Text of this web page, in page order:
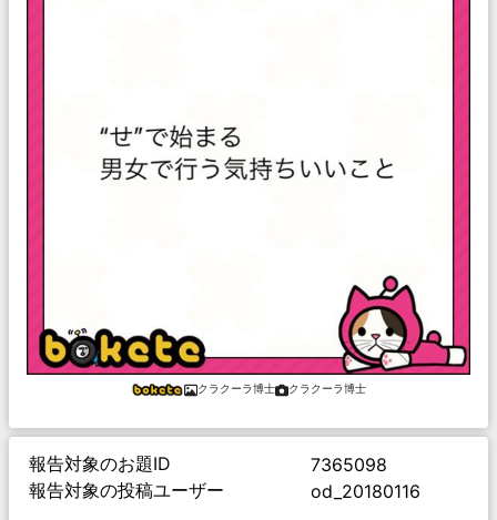
クラクーラ博士 クラクーラ博士
報告対象のお題ID
7365098
報告対象の投稿ユーザー
od_20180116